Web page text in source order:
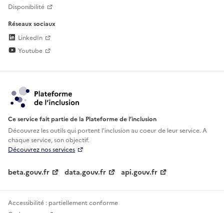
Disponibilité
Réseaux sociaux
LinkedIn
Youtube
Ce service fait partie de la Plateforme de l’inclusion
Découvrez les outils qui portent l'inclusion aucoeur de leur service. A
chaque service, son objectif.
Découvrez nos services
beta.gouv.fr data.gouv.fr api.gouv.fr
Accessibilité : partiellement conforme